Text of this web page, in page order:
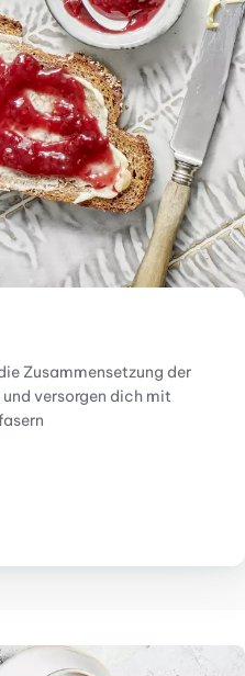
Zusammensetzung der
versorgen dich mit